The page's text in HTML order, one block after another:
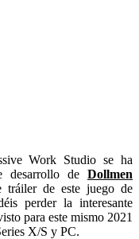
Work Studio se ha
desarrollo de Dollmen
tráiler de este juego de
perder la interesante
para este mismo 2021
X/S y PC.